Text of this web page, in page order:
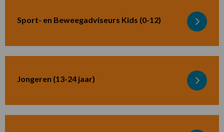
Sport- en Beweegadviseurs Kids (0-12)
Lees
Jongeren (13-24 jaar)
Lees